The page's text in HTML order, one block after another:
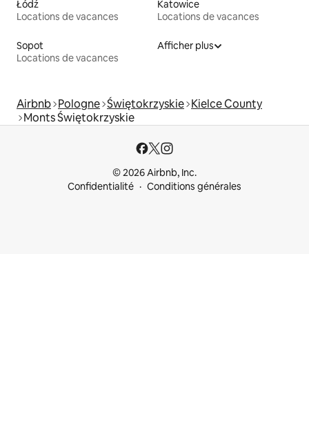
Łódź
Locations de vacances
Katowice
Locations de vacances
Sopot
Locations de vacances
Afficher plus
Airbnb Pologne Świętokrzyskie Kielce County
Monts Świętokrzyskie
© 2026 Airbnb, Inc.
Confidentialité
Conditions générales